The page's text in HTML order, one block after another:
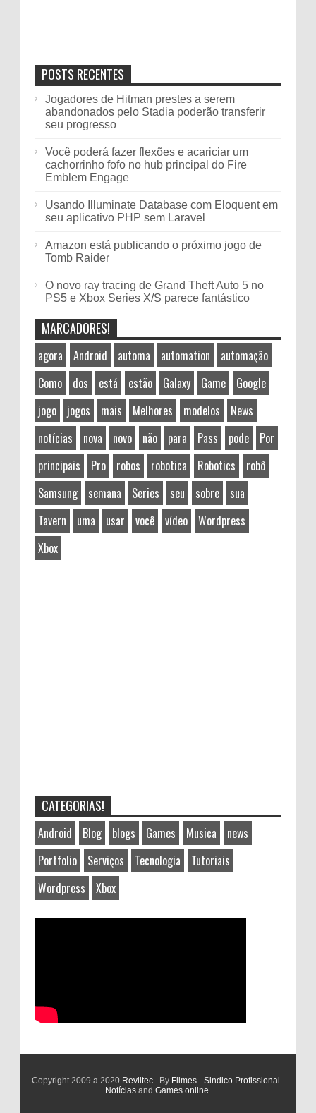
POSTS RECENTES
Jogadores de Hitman prestes a serem
abandonados pelo Stadia poderão transferir
seu progresso
Você poderá fazer flexões e acariciar um
cachorrinho fofo no hub principal do Fire
Emblem Engage
Usando Illuminate Database com Eloquent em
seu aplicativo PHP sem Laravel
Amazon está publicando o próximo jogo de
Tomb Raider
O novo ray tracing de Grand Theft Auto 5 no
PS5 e Xbox Series X/S parece fantástico
MARCADORES!
agora Android automa automation
automação
Como
dos está estão Galaxy Game
Google
jogo
jogos mais Melhores modelos
News
notícias
nova novo não para Pass pode
Por
principais
Pro robos robotica Robotics
robô
Samsung
semana Series seu sobre
sua
Tavern
uma usar você vídeo
Wordpress
Xbox
CATEGORIAS!
Android Blog blogs Games Musica
news
Portfolio
Serviços Tecnologia
Tutoriais
Wordpress
Xbox
Copyright 2009 a 2020 Reviltec . By Filmes- Sindico Profissional -
Notícias and Games online.